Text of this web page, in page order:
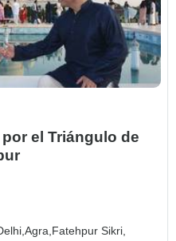
el Triángulo de
Agra, Fatehpur Sikri,